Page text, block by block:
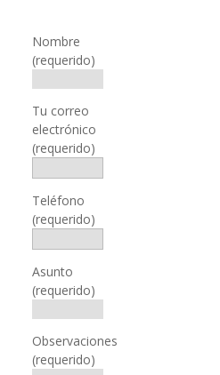
Nombre
(requerido)
Tu correo
electrónico
(requerido)
Teléfono
(requerido)
Asunto
(requerido)
Observaciones
(requerido)